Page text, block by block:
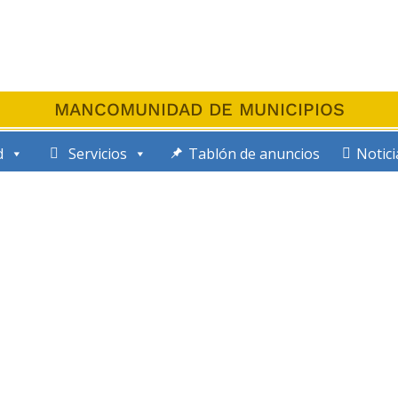
MANCOMUNIDAD DE MUNICIPIOS
Servicios Tablón de anuncios